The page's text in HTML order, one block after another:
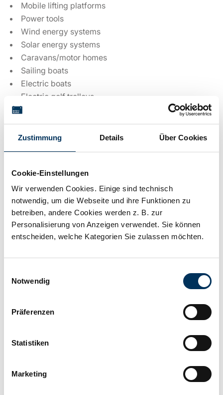
Zustimmung Details Über Cookies
Cookie-Einstellungen
Wir verwenden Cookies. Einige sind technisch
notwendig, um die Webseite und ihre Funktionen zu
betreiben, andere Cookies werden z. B. zur
Personalisierung von Anzeigen verwendet. Sie können
entscheiden, welche Kategorien Sie zulassen möchten.
Notwendig
Präferenzen
Statistiken
Marketing
Mobile lifting platforms
Power tools
Wind energy systems
Solar energy systems
Caravans/motor homes
Sailing boats
Electric boats
Electric golf trolleys
Technical details
Voltage: 12V
Capacity: 36,2Ah
Connection:
Length:
Width: